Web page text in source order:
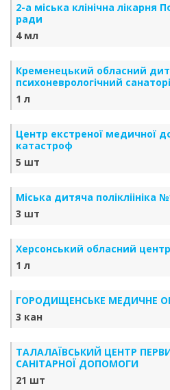
2-а міська клінічна лікарня
ради
4 мл
Кременецький обласний
психоневрологічний
1 л
Центр екстреної медичної
катастроф
5 шт
Міська дитяча полікліініка
3 шт
Херсонський обласний
1 л
ГОРОДИЩЕНСЬКЕ МЕДИЧНЕ
3 кан
ТАЛАЛАЇВСЬКИЙ ЦЕНТР
САНІТАРНОЇ ДОПОМОГИ
21 шт